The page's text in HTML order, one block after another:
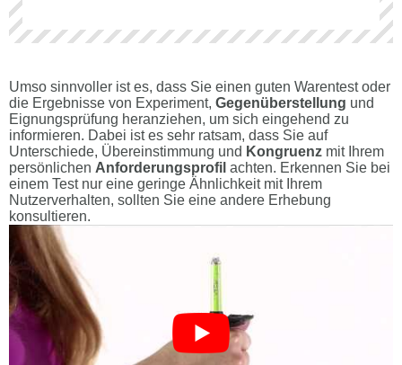
Umso sinnvoller ist es, dass Sie einen guten Warentest oder
die Ergebnisse von Experiment, Gegenüberstellung und
Eignungsprüfung heranziehen, um sich eingehend zu
informieren. Dabei ist es sehr ratsam, dass Sie auf
Unterschiede, Übereinstimmung und Kongruenz mit Ihrem
persönlichen Anforderungsprofil achten. Erkennen Sie bei
einem Test nur eine geringe Ähnlichkeit mit Ihrem
Nutzerverhalten, sollten Sie eine andere Erhebung
konsultieren.